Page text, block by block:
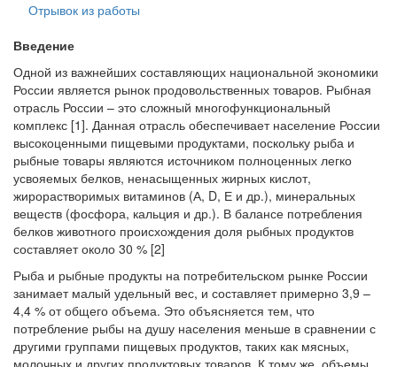
Отрывок из работы
Введение
Одной из важнейших составляющих национальной экономики
России является рынок продовольственных товаров. Рыбная
отрасль России – это сложный многофункциональный
комплекс [1]. Данная отрасль обеспечивает население России
высокоценными пищевыми продуктами, поскольку рыба и
рыбные товары являются источником полноценных легко
усвояемых белков, ненасыщенных жирных кислот,
жирорастворимых витаминов (А, D, Е и др.), минеральных
веществ (фосфора, кальция и др.). В балансе потребления
белков животного происхождения доля рыбных продуктов
составляет около 30 % [2]
Рыба и рыбные продукты на потребительском рынке России
занимает малый удельный вес, и составляет примерно 3,9 –
4,4 % от общего объема. Это объясняется тем, что
потребление рыбы на душу населения меньше в сравнении с
другими группами пищевых продуктов, таких как мясных,
молочных и других продуктовых товаров. К тому же, объемы